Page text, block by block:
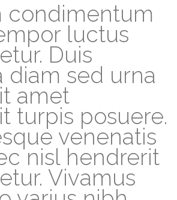
condimentum
luctus
Duis
diam sed urna
amet
turpis posuere.
venenatis
nisl hendrerit
Vivamus